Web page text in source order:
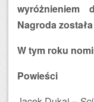
wyróżnieniem
Nagroda
W tym roku
Powieści